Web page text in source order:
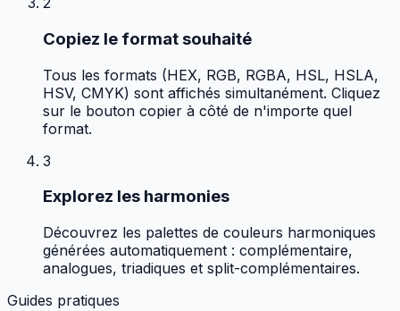
Copiez le format souhaité
Tous les formats (HEX, RGB, RGBA, HSL, HSLA,
HSV, CMYK) sont affichés simultanément. Cliquez
sur le bouton copier à côté de n'importe quel
format.
3
Explorez les harmonies
Découvrez les palettes de couleurs harmoniques
générées automatiquement : complémentaire,
analogues, triadiques et split-complémentaires.
Guides pratiques